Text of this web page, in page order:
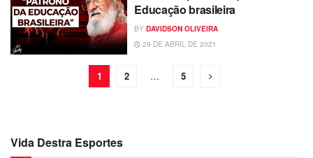
Educação brasileira
BY DAVIDSON OLIVEIRA
29 DE ABRIL DE 2021
1 2 … 5
Vida Destra Esportes